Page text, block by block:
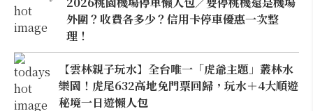
外圍？收費各多少？信用卡停車優惠一次整
理！
【雲林親子玩水】全台唯一「虎爺主題」叢林水
樂園！虎尾632高地免門票回歸，玩水＋4大順遊
秘境一日遊懶人包